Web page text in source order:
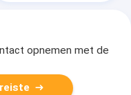
opnemen met de